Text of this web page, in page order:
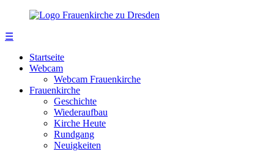
☰
Startseite
Webcam
Webcam Frauenkirche
Frauenkirche
Geschichte
Wiederaufbau
Kirche Heute
Rundgang
Neuigkeiten